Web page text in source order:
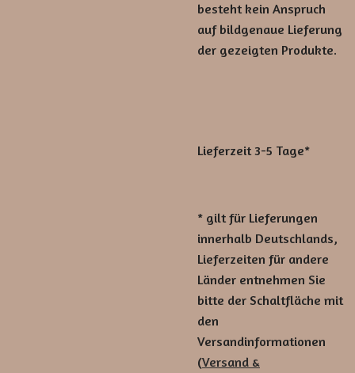
besteht kein Anspruch
auf bildgenaue Lieferung
der gezeigten Produkte.
Lieferzeit 3-5 Tage*
* gilt für Lieferungen
innerhalb Deutschlands,
Lieferzeiten für andere
Länder entnehmen Sie
bitte der Schaltfläche mit
den
Versandinformationen
(Versand &